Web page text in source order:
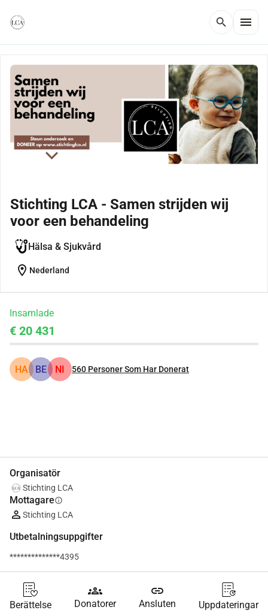
search menu
Stichting LCA - Samen strijden wij
voor een behandeling
Hälsa & Sjukvård
location_on Nederland
Insamlade
€ 20 431
HA BE NI 560 Personer Som Har Donerat
Organisatör
Stichting LCA
Mottagareinfo
Stichting LCA
Utbetalningsuppgifter
**************4395
Berättelse
groups
Donatorer
link
Ansluten Uppdateringar